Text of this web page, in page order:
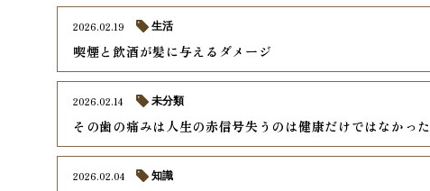
喫煙と飲酒が髪に与えるダメージ
2026.02.19 生活
その歯の痛みは人生の赤信号失うのは健康だけではなかった
2026.02.14 未分類
2026.02.04 知識